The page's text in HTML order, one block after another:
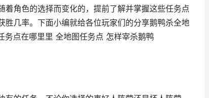
角色的选择而变化的，提前了解并掌握这些任务点
几率。下面小编就给各位玩家们的分享鹅鸭杀全地
务点在哪里里 全地图任务点 怎样宰杀鹅鸭